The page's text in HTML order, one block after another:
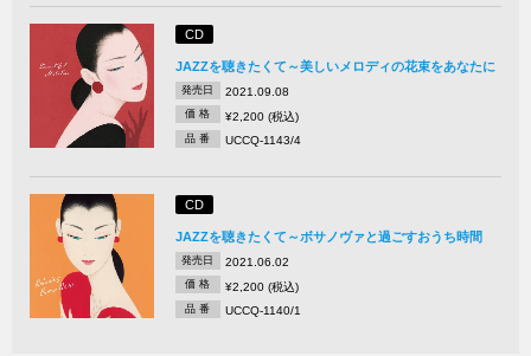
CD
JAZZを聴きたくて～美しいメロディの花束をあなたに
発売日 2021.09.08
価 格 ¥2,200 (税込)
品 番 UCCQ-1143/4
CD
JAZZを聴きたくて～ボサノヴァと過ごすおうち時間
発売日 2021.06.02
価 格 ¥2,200 (税込)
品 番 UCCQ-1140/1